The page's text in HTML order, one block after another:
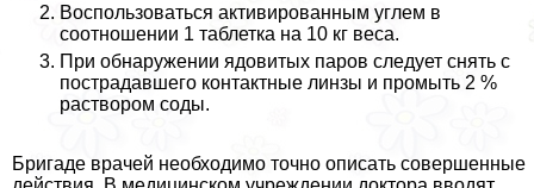
Воспользоваться активированным углем в
соотношении 1 таблетка на 10 кг веса.
При обнаружении ядовитых паров следует снять с
пострадавшего контактные линзы и промыть 2 %
раствором соды.
Бригаде врачей необходимо точно описать совершенные